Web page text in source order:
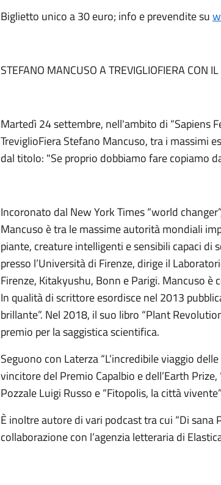
Biglietto unico a 30 euro; info e prevendite su
STEFANO MANCUSO A TREVIGLIOFIERA CON
Martedì 24 settembre, nell'ambito di “Sapiens
TreviglioFiera Stefano Mancuso, tra i massimi
dal titolo: "Se proprio dobbiamo fare copiamo
Incoronato dal New York Times “world
Mancuso è tra le massime autorità mondiali
piante, creature intelligenti e sensibili capaci di
presso l’Università di Firenze, dirige il
Firenze, Kitakyushu, Bonn e Parigi. Mancuso
In qualità di scrittore esordisce nel 2013
brillante”. Nel 2018, il suo libro “Plant
premio per la saggistica scientifica.
Seguono con Laterza “L’incredibile viaggio
vincitore del Premio Capalbio e dell’Earth
Pozzale Luigi Russo e “Fitopolis, la città
È inoltre autore di vari podcast tra cui “Di
collaborazione con l’agenzia letteraria di